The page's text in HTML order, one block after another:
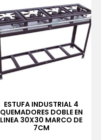
ESTUFA INDUSTRIAL 4
QUEMADORES DOBLE EN
LINEA 30X30 MARCO DE
7CM